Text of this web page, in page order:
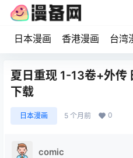
日本漫画 香港漫画 台湾
夏日重现 1-13卷+外传
下载
日本漫画 5 个月前 0
comic